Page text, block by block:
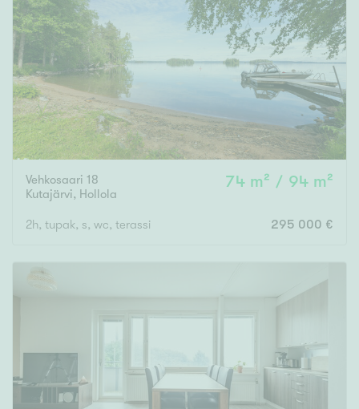
Vehkosaari 18
Kutajärvi, Hollola
74 m² / 94 m²
2h, tupak, s, wc, terassi 295 000 €